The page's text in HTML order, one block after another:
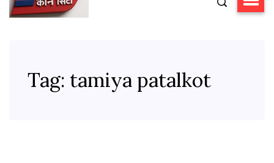
Tag: tamiya patalkot